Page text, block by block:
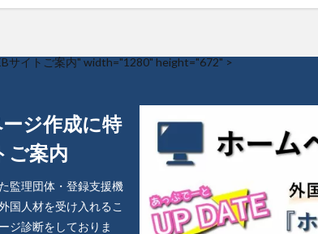
サイトご案内" width="1280" height="672" >
ジ作成に特
ご案内
監理団体・登録支援機
国人材を受け入れるこ
ジ診断をしておりま